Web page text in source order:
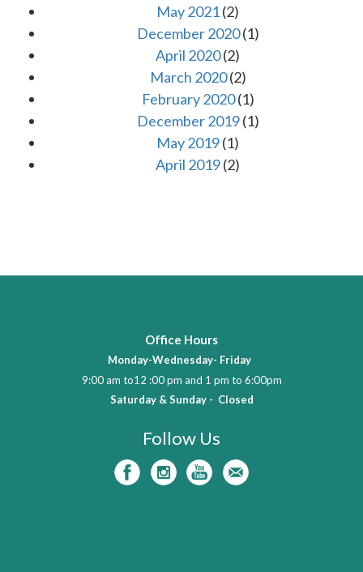
May 2021(2)
December 2020(1)
April 2020(2)
March 2020(2)
February 2020(1)
December 2019(1)
May 2019(1)
April 2019(2)
Office Hours
Monday-Wednesday- Friday
9:00 am to12 :00 pm and 1 pm to 6:00pm
Saturday & Sunday - Closed
Follow Us